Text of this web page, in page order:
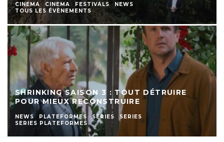
CINEMA CINEMA FESTIVALS
NEWS
TOUS LES ÉVÈNEMENTS
SHRINKING SAISON 3 : TOUT DÉTRUIRE
POUR MIEUX RECONSTRUIRE
NEWS PLATEFORMES SERIES
SERIES
SERIES PLATEFORMES